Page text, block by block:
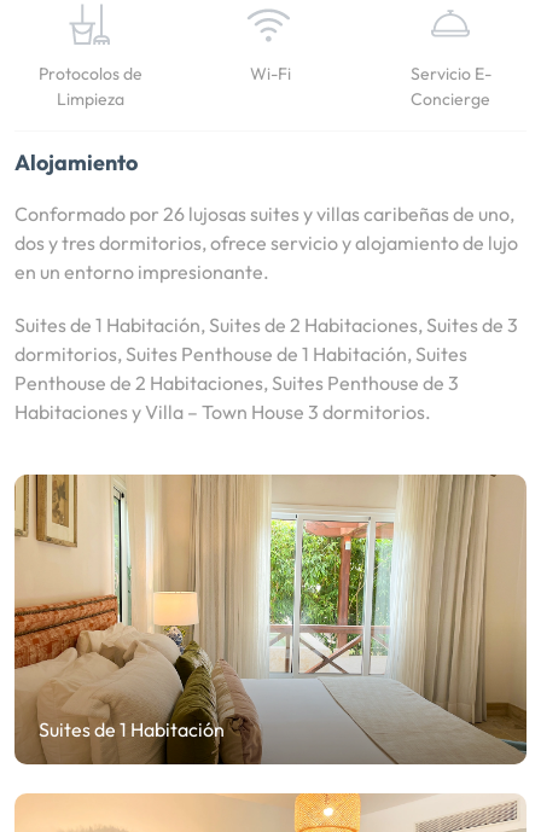
Protocolos de
Limpieza
Wi-Fi
Servicio E-
Concierge
Alojamiento
Conformado por 26 lujosas suites y villas caribeñas de uno,
dos y tres dormitorios, ofrece servicio y alojamiento de lujo
en un entorno impresionante.
Suites de 1 Habitación, Suites de 2 Habitaciones, Suites de 3
dormitorios, Suites Penthouse de 1 Habitación, Suites
Penthouse de 2 Habitaciones, Suites Penthouse de 3
Habitaciones y Villa – Town House 3 dormitorios.
Suites de 1 Habitación